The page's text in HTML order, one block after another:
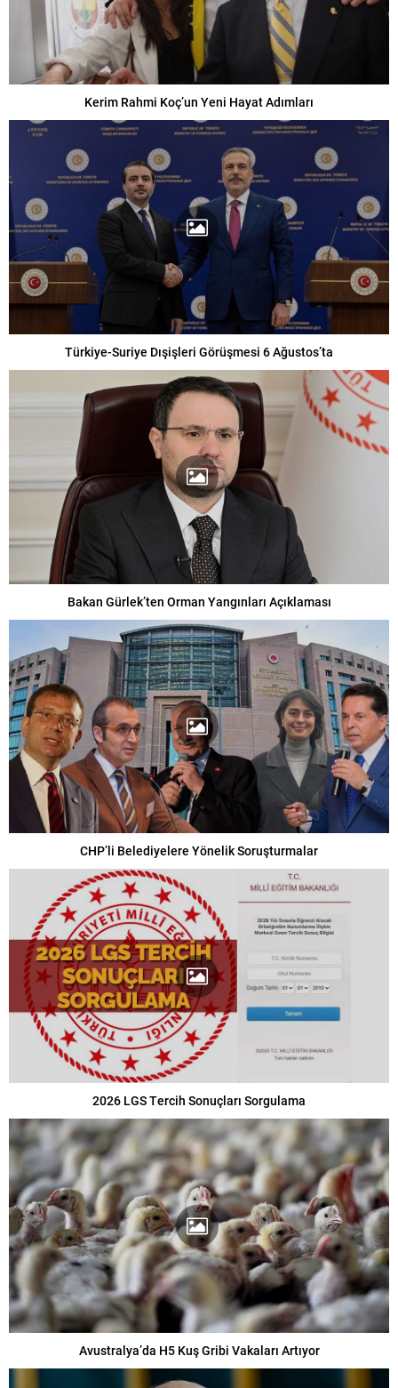
Kerim Rahmi Koç’un Yeni Hayat Adımları
Türkiye-Suriye Dışişleri Görüşmesi 6 Ağustos’ta
Bakan Gürlek’ten Orman Yangınları Açıklaması
CHP’li Belediyelere Yönelik Soruşturmalar
2026 LGS Tercih Sonuçları Sorgulama
Avustralya’da H5 Kuş Gribi Vakaları Artıyor